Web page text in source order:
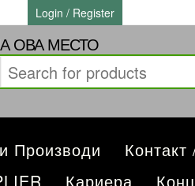
Login / Register
ОВА МЕСТО
Производи
Кариера